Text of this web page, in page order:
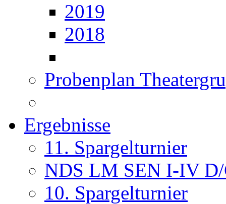
2019
2018
Probenplan
Ergebnisse
11. Spargelturnier
NDS LM SEN I-IV
10. Spargelturnier